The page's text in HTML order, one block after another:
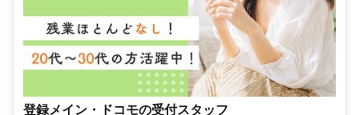
登録メイン・ドコモの受付スタッフ